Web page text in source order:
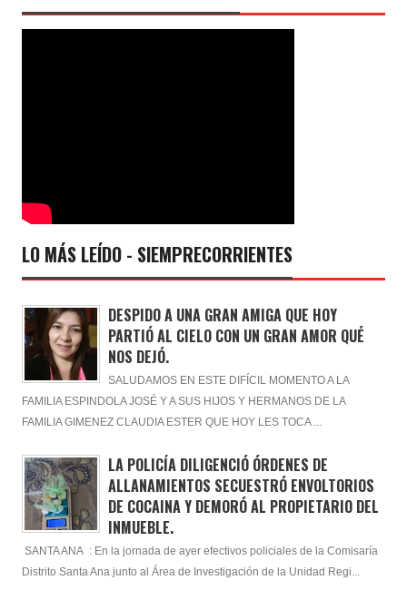
LO MÁS LEÍDO - SIEMPRECORRIENTES
DESPIDO A UNA GRAN AMIGA QUE HOY
PARTIÓ AL CIELO CON UN GRAN AMOR QUÉ
NOS DEJÓ.
SALUDAMOS EN ESTE DIFÍCIL MOMENTO A LA
FAMILIA ESPINDOLA JOSÉ Y A SUS HIJOS Y HERMANOS DE LA
FAMILIA GIMENEZ CLAUDIA ESTER QUE HOY LES TOCA ...
LA POLICÍA DILIGENCIÓ ÓRDENES DE
ALLANAMIENTOS SECUESTRÓ ENVOLTORIOS
DE COCAINA Y DEMORÓ AL PROPIETARIO DEL
INMUEBLE.
SANTA ANA : En la jornada de ayer efectivos policiales de la Comisaría
Distrito Santa Ana junto al Área de Investigación de la Unidad Regi...